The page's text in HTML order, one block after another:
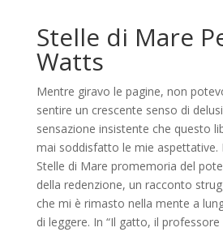
Stelle di Mare
Watts
Mentre giravo le pagine, non
sentire un crescente senso di
sensazione insistente che questo
mai soddisfatto le mie aspettative.
Stelle di Mare promemoria del
della redenzione, un racconto
che mi è rimasto nella mente a
di leggere. In “Il gatto, il professore